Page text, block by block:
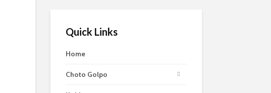
Quick Links
Home
Choto Golpo